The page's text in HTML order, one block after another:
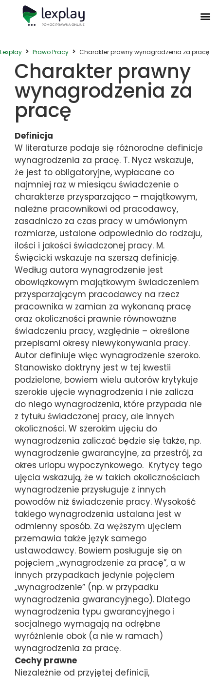
Lexplay Prawo Pracy Charakter prawny wynagrodzenia za pracę
Charakter prawny
wynagrodzenia za
pracę
Definicja
W literaturze podaje się różnorodne definicje
wynagrodzenia za pracę. T. Nycz wskazuje,
że jest to obligatoryjne, wypłacane co
najmniej raz w miesiącu świadczenie o
charakterze przysparzająco – majątkowym,
należne pracownikowi od pracodawcy,
zasadniczo za czas pracy w umówionym
rozmiarze, ustalone odpowiednio do rodzaju,
ilości i jakości świadczonej pracy. M.
Święcicki wskazuje na szerszą definicję.
Według autora wynagrodzenie jest
obowiązkowym majątkowym świadczeniem
przysparzającym pracodawcy na rzecz
pracownika w zamian za wykonaną pracę
oraz okoliczności prawnie równoważne
świadczeniu pracy, względnie – określone
przepisami okresy niewykonywania pracy.
Autor definiuje więc wynagrodzenie szeroko.
Stanowisko doktryny jest w tej kwestii
podzielone, bowiem wielu autorów krytykuje
szerokie ujęcie wynagrodzenia i nie zalicza
do niego wynagrodzenia, które przypada nie
z tytułu świadczonej pracy, ale innych
okoliczności. W szerokim ujęciu do
wynagrodzenia zaliczać będzie się także, np.
wynagrodzenie gwarancyjne, za przestrój, za
okres urlopu wypoczynkowego. Krytycy tego
ujęcia wskazują, że w takich okolicznościach
wynagrodzenie przysługuje z innych
powodów niż świadczenie pracy. Wysokość
takiego wynagrodzenia ustalana jest w
odmienny sposób. Za węższym ujęciem
przemawia także język samego
ustawodawcy. Bowiem posługuje się on
pojęciem „wynagrodzenie za pracę”, a w
innych przypadkach jedynie pojęciem
„wynagrodzenie” (np. w przypadku
wynagrodzenia gwarancyjnego). Dlatego
wynagrodzenia typu gwarancyjnego i
socjalnego wymagają na odrębne
wyróżnienie obok (a nie w ramach)
wynagrodzenia za pracę.
Cechy prawne
Niezależnie od przyjętej definicji,